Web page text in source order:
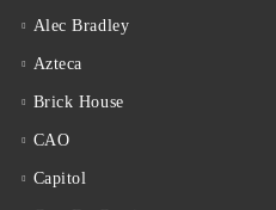
Alec Bradley
Azteca
Brick House
CAO
Capitol